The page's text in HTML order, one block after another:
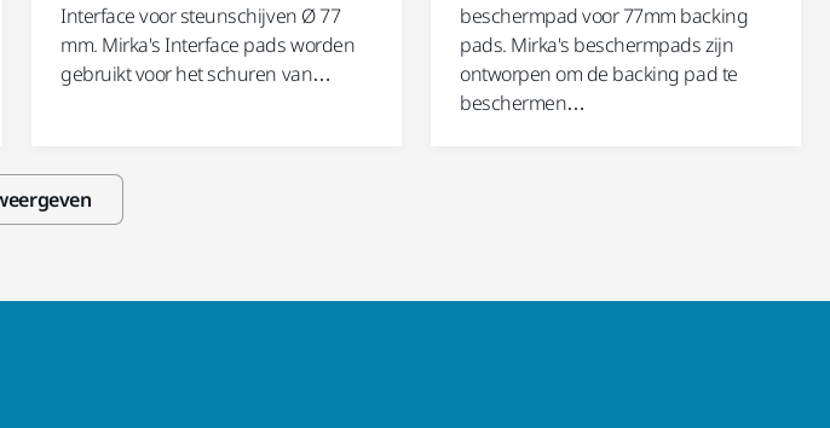
Interface voor steunschijven Ø 77
mm. Mirka's Interface pads worden
gebruikt voor het schuren van…
beschermpad voor 77mm backing
pads. Mirka's beschermpads zijn
ontworpen om de backing pad te
beschermen…